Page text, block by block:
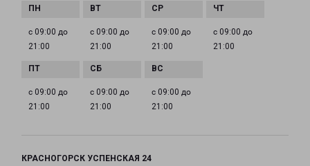
с 09:00 до
21:00
с 09:00 до
21:00
с 09:00 до
21:00
с 09:00 до
21:00
с 09:00 до
21:00
с 09:00 до
21:00
с 09:00 до
21:00
КРАСНОГОРСК УСПЕНСКАЯ 24